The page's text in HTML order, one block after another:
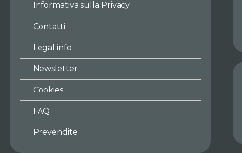
Informativa sulla Privacy
Contatti
Legal info
Newsletter
Cookies
FAQ
Prevendite